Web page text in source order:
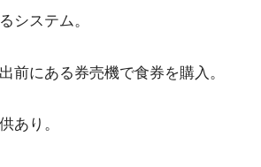
システム。
前にある券売機で食券を購入。
あり。